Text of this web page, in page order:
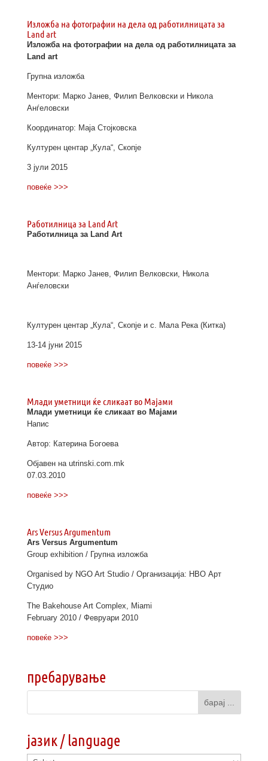
Изложба на фотографии на дела од работилницата за
Land art
Изложба на фотографии на дела од работилницата за
Land art
Групна изложба
Ментори: Марко Јанев, Филип Велковски и Никола
Анѓеловски
Координатор: Маја Стојковска
Културен центар „Кула“, Скопје
3 јули 2015
повеќе >>>
Работилница за Land Art
Работилница за Land Art
Ментори: Марко Јанев, Филип Велковски, Никола
Анѓеловски
Културен центар „Кула“, Скопје и с. Мала Река (Китка)
13-14 јуни 2015
повеќе >>>
Млади уметници ќе сликаат во Мајами
Млади уметници ќе сликаат во Мајами
Напис
Автор: Катерина Богоева
Објавен на utrinski.com.mk
07.03.2010
повеќе >>>
Ars Versus Argumentum
Ars Versus Argumentum
Group exhibition / Групна изложба
Organised by NGO Art Studio / Организација: НВО Арт
Студио
The Bakehouse Art Complex, Miami
February 2010 / Февруари 2010
повеќе >>>
пребарување
јазик / language